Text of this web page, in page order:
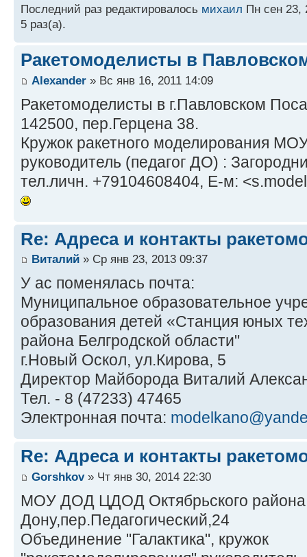
Последний раз редактировалось михаил Пн сен 23,
5 раз(а).
Ракетомоделисты в
Alexander » Вс янв 16, 2011 14:09
Ракетомоделисты в г.Павловском
142500, пер.Герцена 38.
Кружок ракетного моделирования
руководитель (педагог ДО) :
тел.личн. +79104608404, Е-м:
Re: Адреса и контакты
Виталий » Ср янв 23, 2013 09:37
У ас поменялась почта:
Муниципальное образовательное
образования детей «Станция юных
района Белгродской области"
г.Новый Оскол, ул.Кирова, 5
Директор Майборода Виталий
Тел. - 8 (47233) 47465
Электронная почта:
Re: Адреса и контакты
Gorshkov» Чт янв 30, 2014 22:30
МОУ ДОД ЦДОД Октябрьского района
Дону,пер.Педагогический,24
Объединение "Галактика", кружок